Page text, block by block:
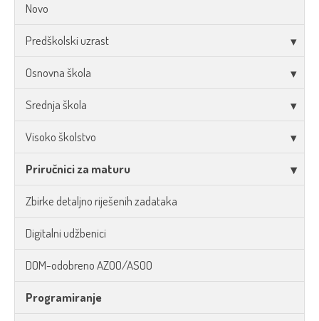
Novo
Predškolski uzrast
Osnovna škola
Srednja škola
Visoko školstvo
Priručnici za maturu
Zbirke detaljno riješenih zadataka
Digitalni udžbenici
DOM-odobreno AZOO/ASOO
Programiranje